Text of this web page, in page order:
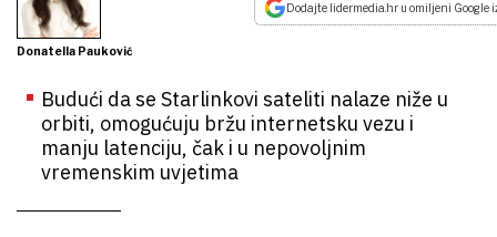
Donatella Pauković
Dodajte lidermedia.hr u omiljeni Google
Budući da se Starlinkovi sateliti nalaze niže u
orbiti, omogućuju bržu internetsku vezu i
manju latenciju, čak i u nepovoljnim
vremenskim uvjetima